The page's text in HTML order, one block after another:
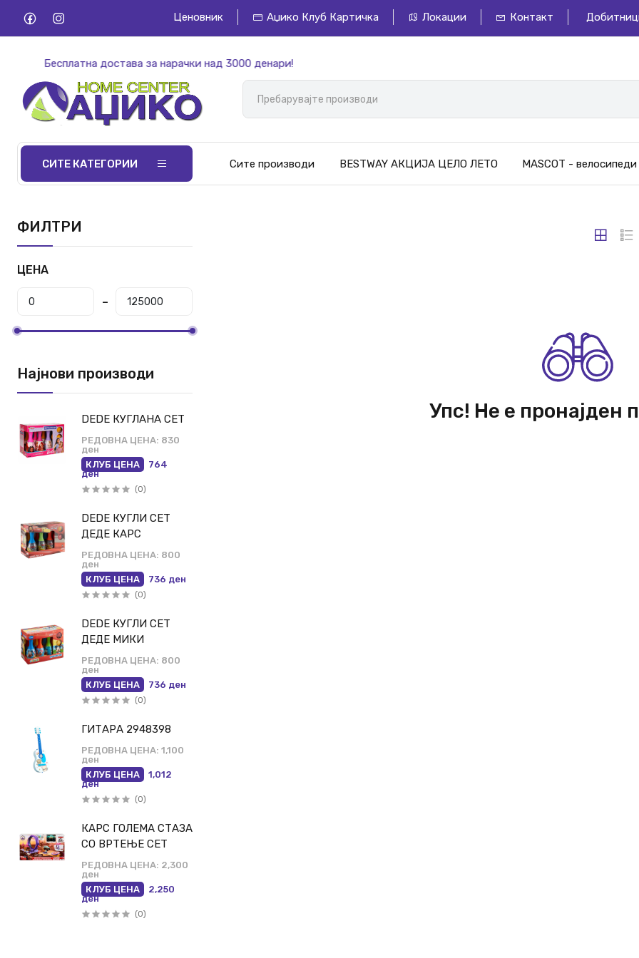
Ценовник Аџико Клуб Картичка Локации Контакт
Бесплатна достава за нарачки над 3000 денари!
СИТЕ КАТЕГОРИИ Сите производи BESTWAY АКЦИЈА ЦЕЛО ЛЕТО MASCOT - велосипеди
ФИЛТРИ
ЦЕНА
Најнови производи
DEDE КУГЛАНА СЕТ
РЕДОВНА ЦЕНА: 830
ден
КЛУБ ЦЕНА
764
ден
(0)
DEDE КУГЛИ СЕТ
ДЕДЕ КАРС
РЕДОВНА ЦЕНА: 800
ден
КЛУБ ЦЕНА
736 ден
(0)
DEDE КУГЛИ СЕТ
ДЕДЕ МИКИ
РЕДОВНА ЦЕНА: 800
ден
КЛУБ ЦЕНА
736 ден
(0)
ГИТАРА 2948398
РЕДОВНА ЦЕНА: 1,100
ден
КЛУБ ЦЕНА
1,012
ден
(0)
КАРС ГОЛЕМА СТАЗА
СО ВРТЕЊЕ СЕТ
РЕДОВНА ЦЕНА: 2,300
ден
КЛУБ ЦЕНА
2,250
ден
(0)
Упс! Не е пронајден